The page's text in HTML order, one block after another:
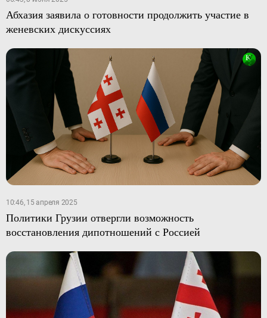
Абхазия заявила о готовности продолжить участие в
женевских дискуссиях
10:46, 15 апреля 2025
Политики Грузии отвергли возможность
восстановления дипотношений с Россией